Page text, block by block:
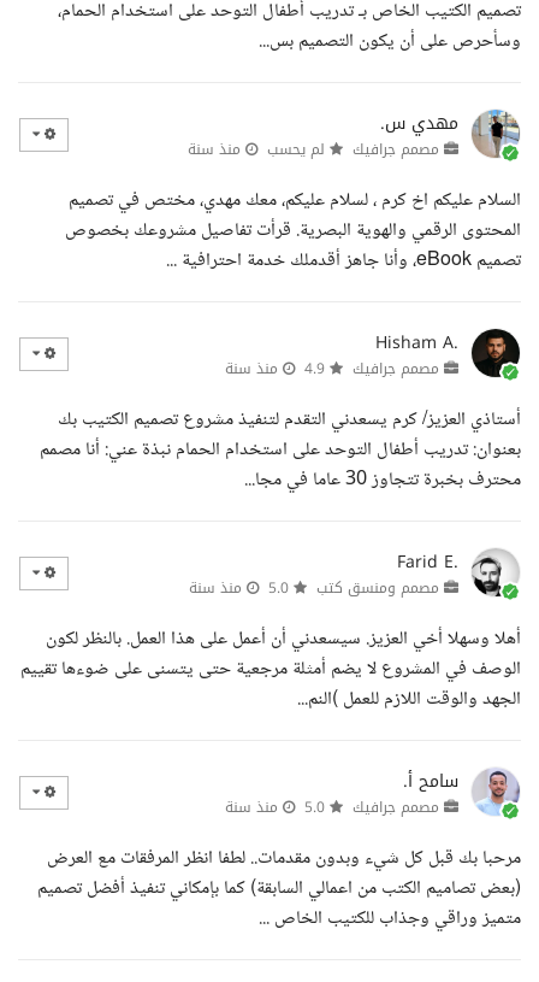
تصميم الكتيب الخاص بـ تدريب أطفال التوحد على استخدام الحمام،
وسأحرص على أن يكون التصميم بس...
مهدي س.
مصمم جرافيك لم يحسب منذ سنة
السلام عليكم اخ كرم ، لسلام عليكم، معك مهدي، مختص في تصميم
المحتوى الرقمي والهوية البصرية. قرأت تفاصيل مشروعك بخصوص
تصميم eBook، وأنا جاهز أقدملك خدمة احترافية ...
Hisham A.
مصمم جرافيك منذ سنة
أستاذي العزيز/ كرم يسعدني التقدم لتنفيذ مشروع تصميم الكتيب بك
بعنوان: تدريب أطفال التوحد على استخدام الحمام نبذة عني: أنا مصمم
محترف بخبرة تتجاوز 30 عاما في مجا...
Farid E.
مصمم ومنسق كتب منذ سنة
أهلا وسهلا أخي العزيز. سيسعدني أن أعمل على هذا العمل. بالنظر لكون
الوصف في المشروع لا يضم أمثلة مرجعية حتى يتسنى على ضوءها تقييم
الجهد والوقت اللازم للعمل )النم...
سامح أ.
مصمم جرافيك منذ سنة
مرحبا بك قبل كل شيء وبدون مقدمات.. لطفا انظر المرفقات مع العرض
(بعض تصاميم الكتب من اعمالي السابقة) كما بإمكاني تنفيذ أفضل تصميم
متميز وراقي وجذاب للكتيب الخاص ...